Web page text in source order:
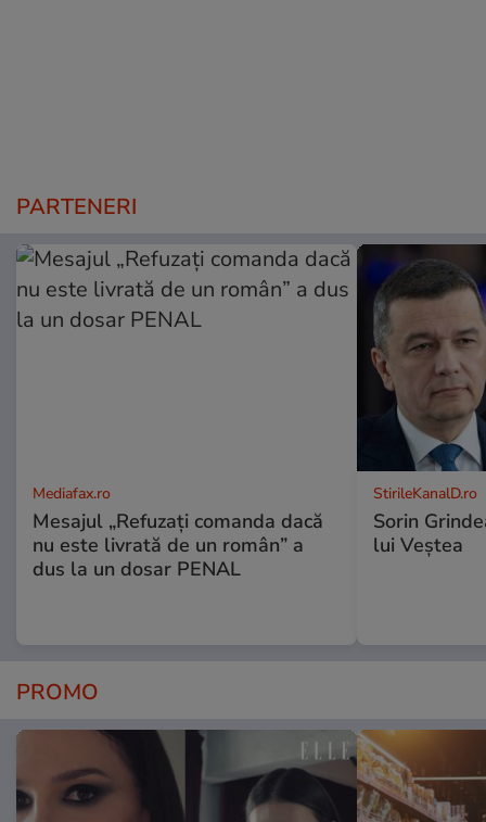
PARTENERI
Mediafax.ro
Mesajul „Refuzați comanda dacă
nu este livrată de un român” a
dus la un dosar PENAL
StirileKanalD.ro
Sorin
lui Veștea
PROMO